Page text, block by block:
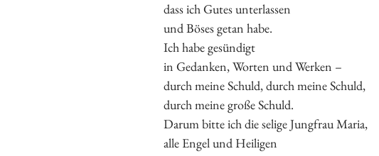
dass ich Gutes unterlassen
und Böses getan habe.
Ich habe gesündigt
in Gedanken, Worten und Werken –
durch meine Schuld, durch meine Schuld,
durch meine große Schuld.
Darum bitte ich die selige Jungfrau Maria,
alle Engel und Heiligen